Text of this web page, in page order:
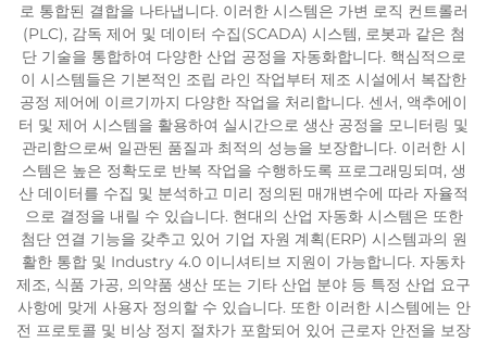
로 통합된 결합을 나타냅니다. 이러한 시스템은 가변 로직 컨트롤러
(PLC), 감독 제어 및 데이터 수집(SCADA) 시스템, 로봇과 같은 첨
단 기술을 통합하여 다양한 산업 공정을 자동화합니다. 핵심적으로
이 시스템들은 기본적인 조립 라인 작업부터 제조 시설에서 복잡한
공정 제어에 이르기까지 다양한 작업을 처리합니다. 센서, 액추에이
터 및 제어 시스템을 활용하여 실시간으로 생산 공정을 모니터링 및
관리함으로써 일관된 품질과 최적의 성능을 보장합니다. 이러한 시
스템은 높은 정확도로 반복 작업을 수행하도록 프로그래밍되며, 생
산 데이터를 수집 및 분석하고 미리 정의된 매개변수에 따라 자율적
으로 결정을 내릴 수 있습니다. 현대의 산업 자동화 시스템은 또한
첨단 연결 기능을 갖추고 있어 기업 자원 계획(ERP) 시스템과의 원
활한 통합 및 Industry 4.0 이니셔티브 지원이 가능합니다. 자동차
제조, 식품 가공, 의약품 생산 또는 기타 산업 분야 등 특정 산업 요구
사항에 맞게 사용자 정의할 수 있습니다. 또한 이러한 시스템에는 안
전 프로토콜 및 비상 정지 절차가 포함되어 있어 근로자 안전을 보장